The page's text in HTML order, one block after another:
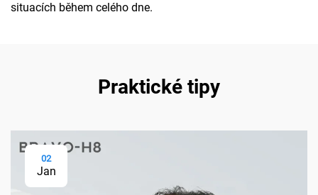
situacích během celého dne.
Praktické tipy
02
Jan